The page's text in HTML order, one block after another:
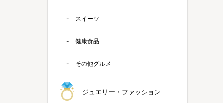
スイーツ
健康食品
その他グルメ
ジュエリー・ファッション